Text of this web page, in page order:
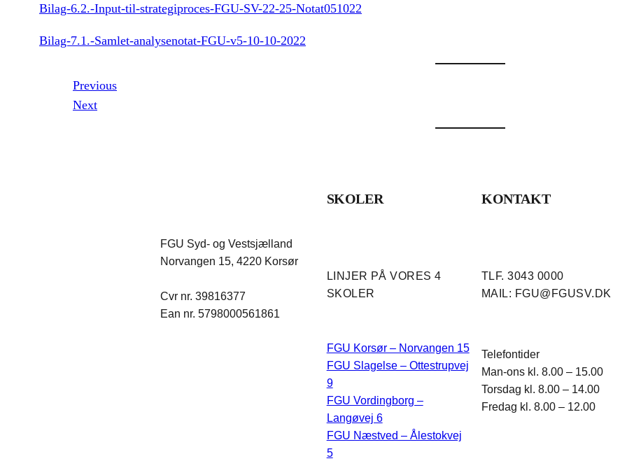
Bilag-6.2.-Input-til-strategiproces-FGU-SV-22-25-Notat051022
Bilag-7.1.-Samlet-analysenotat-FGU-v5-10-10-2022
Previous
Next
FGU Syd- og Vestsjælland
Norvangen 15, 4220 Korsør
Cvr nr. 39816377
Ean nr. 5798000561861
SKOLER
LINJER PÅ VORES 4
SKOLER
FGU Korsør – Norvangen 15
FGU Slagelse – Ottestrupvej
9
FGU Vordingborg –
Langøvej 6
FGU Næstved – Ålestokvej
5
KONTAKT
TLF. 3043 0000
MAIL: FGU@FGUSV.DK
Telefontider
Man-ons kl. 8.00 – 15.00
Torsdag kl. 8.00 – 14.00
Fredag kl. 8.00 – 12.00